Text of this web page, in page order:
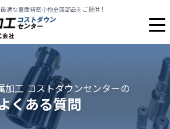
適な量産精密小物金属部品をご提供！
加工 コストダウンセンターの
くある質問